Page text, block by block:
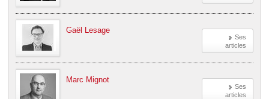
Ses
articles
Gaël Lesage
Ses
articles
Marc Mignot